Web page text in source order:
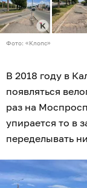
Фото: «Клопс»
В 2018 году в
появляться
раз на
упирается то в
переделывать